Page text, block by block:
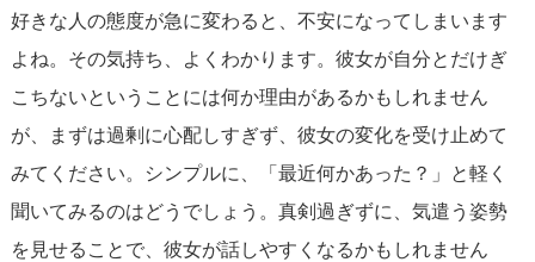
好きな人の態度が急に変わると、不安になってしまいます
よね。その気持ち、よくわかります。彼女が自分とだけぎ
こちないということには何か理由があるかもしれません
が、まずは過剰に心配しすぎず、彼女の変化を受け止めて
みてください。シンプルに、「最近何かあった？」と軽く
聞いてみるのはどうでしょう。真剣過ぎずに、気遣う姿勢
を見せることで、彼女が話しやすくなるかもしれません